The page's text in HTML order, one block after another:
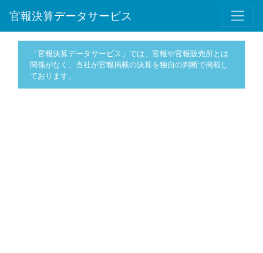
官報決算データサービス
「官報決算データサービス」では、官報や官報販売所とは
関係がなく、当社が官報掲載の決算を独自の判断で掲載し
ております。